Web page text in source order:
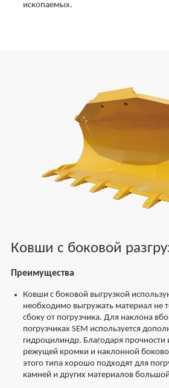
ископаемых.
Ковши с боковой
Преимущества
Ковши с боковой выгрузкой
необходимо выгружать материал не
сбоку от погрузчика. Для наклона
погрузчиках SEM используется
гидроцилиндр. Благодаря прочности
режущей кромки и наклонной
этого типа хорошо подходят для
камней и других материалов